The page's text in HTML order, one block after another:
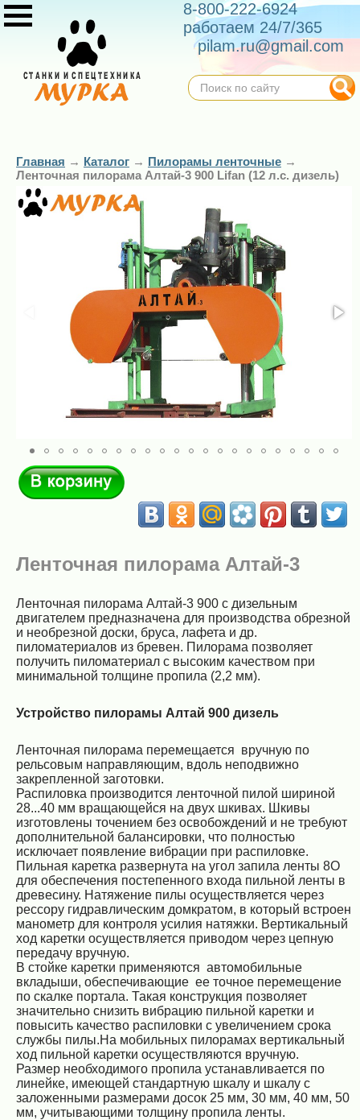
8-800-222-6924
работаем 24/7/365
pilam.ru@gmail.com
Главная → Каталог → Пилорамы ленточные →
Ленточная пилорама Алтай-3 900 Lifan (12 л.с. дизель)
Ленточная пилорама Алтай-3
Ленточная пилорама Алтай-3 900 с дизельным
двигателем предназначена для производства обрезной
и необрезной доски, бруса, лафета и др.
пиломатериалов из бревен. Пилорама позволяет
получить пиломатериал с высоким качеством при
минимальной толщине пропила (2,2 мм).
Устройство пилорамы Алтай 900 дизель
Ленточная пилорама перемещается вручную по
рельсовым направляющим, вдоль неподвижно
закрепленной заготовки.
Распиловка производится ленточной пилой шириной
28...40 мм вращающейся на двух шкивах. Шкивы
изготовлены точением без освобождений и не требуют
дополнительной балансировки, что полностью
исключает появление вибрации при распиловке.
Пильная каретка развернута на угол запила ленты 8О
для обеспечения постепенного входа пильной ленты в
древесину. Натяжение пилы осуществляется через
рессору гидравлическим домкратом, в который встроен
манометр для контроля усилия натяжки. Вертикальный
ход каретки осуществляется приводом через цепную
передачу вручную.
В стойке каретки применяются автомобильные
вкладыши, обеспечивающие ее точное перемещение
по скалке портала. Такая конструкция позволяет
значительно снизить вибрацию пильной каретки и
повысить качество распиловки с увеличением срока
службы пилы.На мобильных пилорамах вертикальный
ход пильной каретки осуществляются вручную.
Размер необходимого пропила устанавливается по
линейке, имеющей стандартную шкалу и шкалу с
заложенными размерами досок 25 мм, 30 мм, 40 мм, 50
мм, учитывающими толщину пропила ленты.